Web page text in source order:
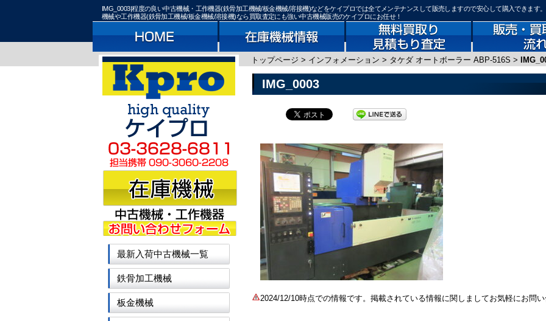
IMG_0003|程度の良い中古機械・工作機器(鉄骨加工機械/板金機械/溶接機)などをケイプロでは全てメンテナンスして販売しますので安心して購入できます
機械や工作機器(鉄骨加工機械/板金機械/溶接機)なら買取査定にも強い中古機械販売のケイプロにお任せ！
トップページ > インフォメーション > タケダ オートボーラー ABP-516S >
IMG_0003
2024/12/10時点での情報です。掲載されている情報に関しましてお気軽にお問い
最新入荷中古機械一覧
鉄骨加工機械
板金機械